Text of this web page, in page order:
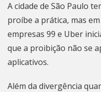
A cidade de São Paulo
proíbe a prática, mas
empresas 99 e Uber
que a proibição não se
aplicativos.
Além da divergência